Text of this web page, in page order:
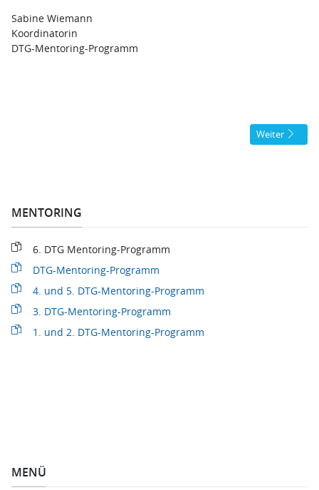
Sabine Wiemann
Koordinatorin
DTG-Mentoring-Programm
Nächster
Weiter
MENTORING
6. DTG Mentoring-Programm
DTG-Mentoring-Programm
4. und 5. DTG-Mentoring-Programm
3. DTG-Mentoring-Programm
1. und 2. DTG-Mentoring-Programm
MENÜ